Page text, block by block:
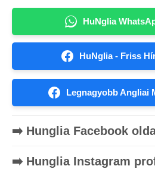
HuNglia
HuNglia - Friss
Legnagyobb Angliai
➡️ Hunglia Facebook
➡️ Hunglia Instagram